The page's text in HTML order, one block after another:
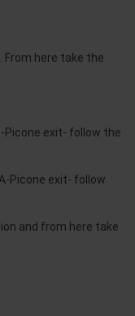
here take the
Picone exit- follow the
Picone exit- follow
and from here take